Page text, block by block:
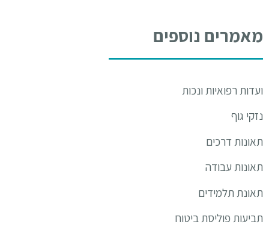
מאמרים נוספים
ועדות רפואיות ונכות
נזקי גוף
תאונות דרכים
תאונות עבודה
תאונת תלמידים
תביעות פוליסת ביטוח